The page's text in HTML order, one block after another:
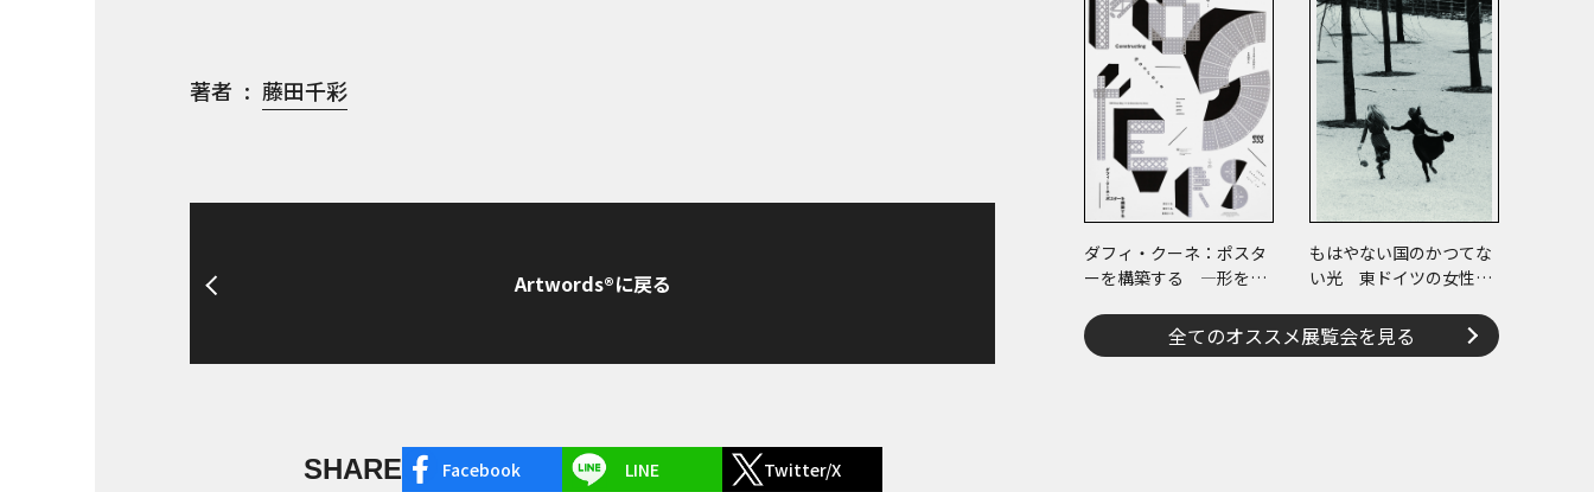
著者 藤田千彩
Artwords®に戻る
SHARE Facebook LINE Twitter/X
ダフィ・クーネ：ポスタ
ーを構築する ―形をつ
をつくる―
もはやない国のかつてな
い光 東ドイツの女性写
全てのオススメ展覧会を見る